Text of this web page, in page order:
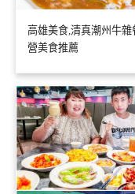
高雄美食,清真潮州牛
營美食推薦